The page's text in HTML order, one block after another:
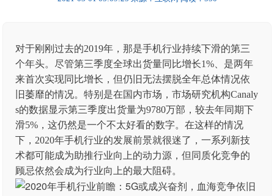
对于刚刚过去的2019年，那是手机行业持续下滑的第三
个年头。尽管第三季度全球出货量同比增长1%、是两年
来首次实现同比增长，但仍旧无法摆脱全年总体情况依
旧萎靡的情况。特别是在国内市场，市场研究机构Canaly
s的数据显示第三季度出货量为9780万部，较去年同期下
滑5%，这仍然是一个不太好看的数字。在这样的情况
下，2020年手机行业的发展前景就很迷了，一系列新技
术都可能成为助推行业向上的动力源，但同质化竞争的
顾忌依然会成为行业向上的最大阻碍。